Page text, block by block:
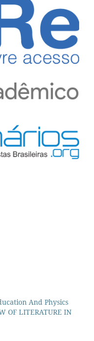
And Physics
OF LITERATURE IN